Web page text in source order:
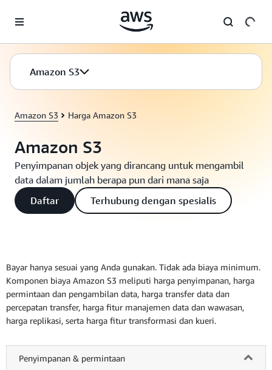
Amazon S3
Amazon S3 Harga Amazon S3
Amazon S3
Penyimpanan objek yang dirancang untuk mengambil
data dalam jumlah berapa pun dari mana saja
Daftar
Terhubung dengan spesialis
Bayar hanya sesuai yang Anda gunakan. Tidak ada biaya minimum.
Komponen biaya Amazon S3 meliputi harga penyimpanan, harga
permintaan dan pengambilan data, harga transfer data dan
percepatan transfer, harga fitur manajemen data dan wawasan,
harga replikasi, serta harga fitur transformasi dan kueri.
Penyimpanan & permintaan